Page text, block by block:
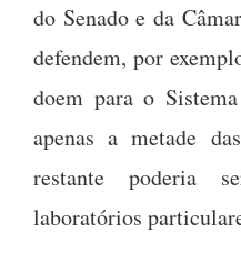
do Senado e da
defendem, por
doem para o
apenas a metade
restante poderia
laboratórios